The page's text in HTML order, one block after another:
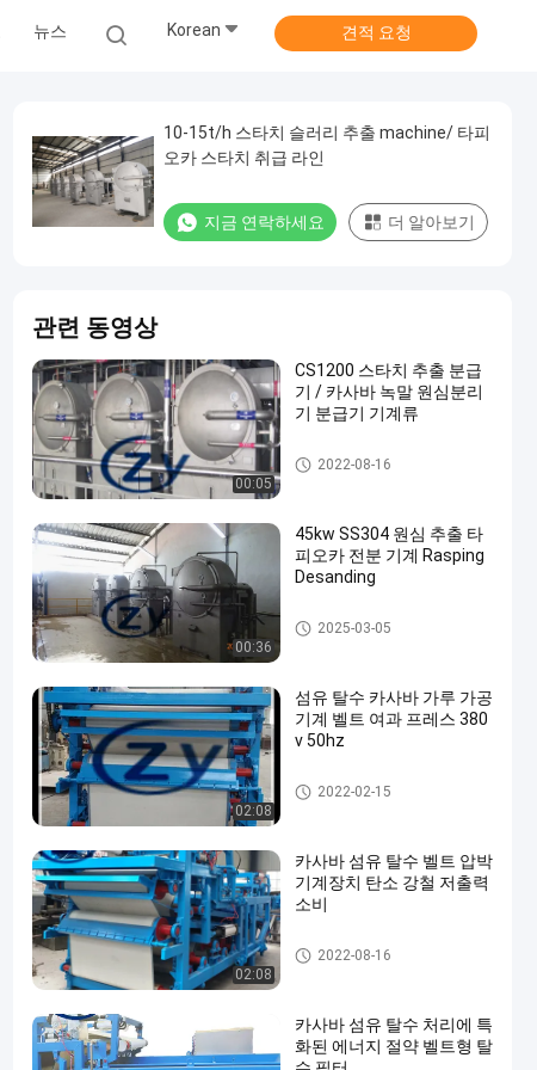
뉴스 Korean 견적 요청
10-15t/h 스타치 슬러리 추출 machine/ 타피
오카 스타치 취급 라인
지금 연락하세요 더 알아보기
관련 동영상
00:05
CS1200 스타치 추출 분급
기 / 카사바 녹말 원심분리
기 분급기 기계류
카사바 전분 가공 기계
2022-08-16
00:36
45kw SS304 원심 추출 타
피오카 전분 기계 Rasping
Desanding
타피오카 전분 기계
2025-03-05
02:08
섬유 탈수 카사바 가루 가공
기계 벨트 여과 프레스 380
v 50hz
카사바 가루 가공 기계
2022-02-15
02:08
카사바 섬유 탈수 벨트 압박
기계장치 탄소 강철 저출력
소비
카사바 전분 가공 기계
2022-08-16
카사바 섬유 탈수 처리에 특
화된 에너지 절약 벨트형 탈